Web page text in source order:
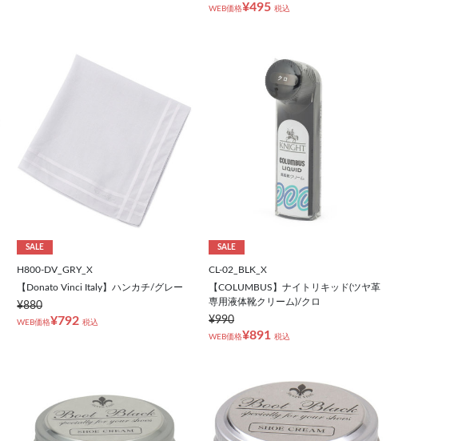
WEB価格¥495 税込
SALE
H800-DV_GRY_X
【Donato Vinci Italy】ハンカチ/グレー
¥880
WEB価格¥792 税込
SALE
CL-02_BLK_X
【COLUMBUS】ナイトリキッド(ツヤ革
専用液体靴クリーム)/クロ
¥990
WEB価格¥891 税込